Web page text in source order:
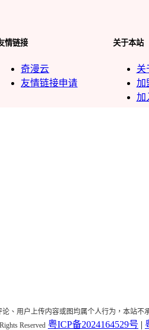
情链接
奇漫云
友情链接申请
关于本站
关
加
加
、用户上传内容或图均属个人行为，本站不
Reserved 粤ICP备2024164529号 |